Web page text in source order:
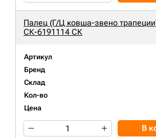
Палец (Г/Ц ковша-звено
СК-6191114 СК
Артикул
Бренд
Склад
Кол-во
Цена
В